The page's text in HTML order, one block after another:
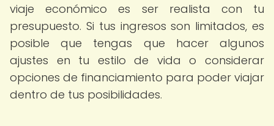
viaje económico es ser realista con tu
presupuesto. Si tus ingresos son limitados, es
posible que tengas que hacer algunos
ajustes en tu estilo de vida o considerar
opciones de financiamiento para poder viajar
dentro de tus posibilidades.